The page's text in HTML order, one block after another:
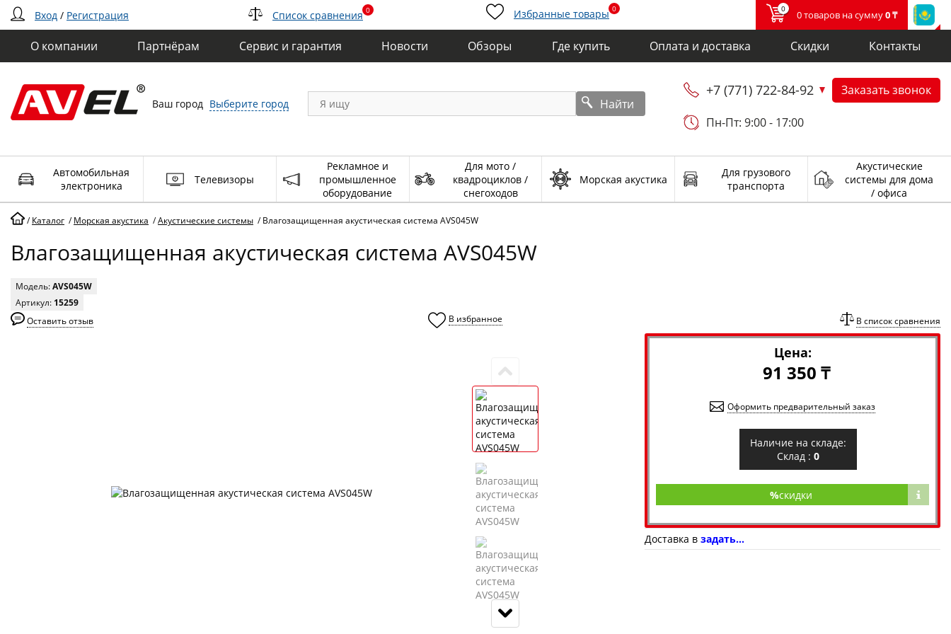
Вход / Регистрация Список сравнения 0 Избранные товары 0 0
0 товаров на сумму0 ₸
О компании Партнёрам Сервис и гарантия Новости Обзоры Где купить Оплата и доставка Скидки Контакты
Ваш город Выберите город Найти
+7 (771) 722-84-92 Заказать звонок
Пн-Пт: 9:00 - 17:00
Автомобильная
электроника
Телевизоры
Рекламное и
промышленное
оборудование
Для мото /
квадроциклов /
снегоходов
Морская акустика
Для грузового
транспорта
Акустические
системы для дома
/ офиса
/Каталог /Морская акустика /Акустические системы /Влагозащищенная акустическая система AVS045W
Влагозащищенная акустическая система AVS045W
Модель:AVS045W
Артикул: 15259
Оставить отзыв
0 В избранное В список сравнения
Цена:
91 350 ₸
Оформить предварительный заказ
Наличие на складе:
Склад : 0
%скидки
Доставка в задать...